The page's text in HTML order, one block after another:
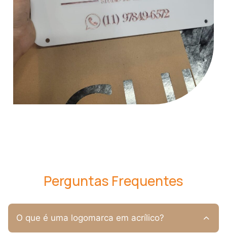
Perguntas Frequentes
O que é uma logomarca em acrílico?